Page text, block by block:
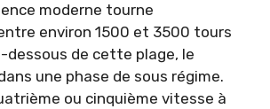
moderne tourne
environ 1500 et 3500 tours
dessous de cette plage, le
une phase de sous régime.
ou cinquième vitesse à